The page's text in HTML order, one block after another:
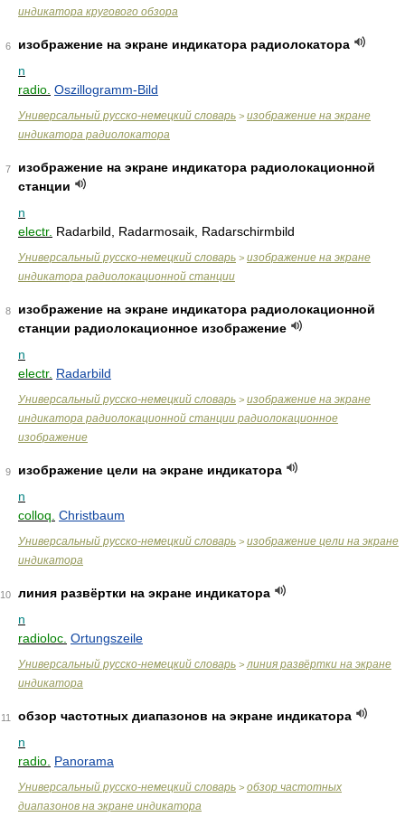
индикатора кругового обзора
6
изображение на экране индикатора радиолокатора
n
radio. Oszillogramm-Bild
Универсальный русско-немецкий словарь > изображение на экране
индикатора радиолокатора
7
изображение на экране индикатора радиолокационной
станции
n
electr. Radarbild, Radarmosaik, Radarschirmbild
Универсальный русско-немецкий словарь > изображение на экране
индикатора радиолокационной станции
8
изображение на экране индикатора радиолокационной
станции радиолокационное изображение
n
electr. Radarbild
Универсальный русско-немецкий словарь > изображение на экране
индикатора радиолокационной станции радиолокационное
изображение
9
изображение цели на экране индикатора
n
colloq. Christbaum
Универсальный русско-немецкий словарь > изображение цели на экране
индикатора
10
линия развёртки на экране индикатора
n
radioloc. Ortungszeile
Универсальный русско-немецкий словарь > линия развёртки на экране
индикатора
11
обзор частотных диапазонов на экране индикатора
n
radio. Panorama
Универсальный русско-немецкий словарь > обзор частотных
диапазонов на экране индикатора